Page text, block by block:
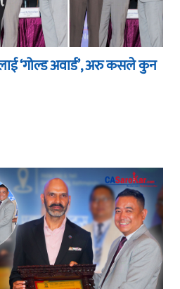
‘गोल्ड अवार्ड’, अरु कसले कुन